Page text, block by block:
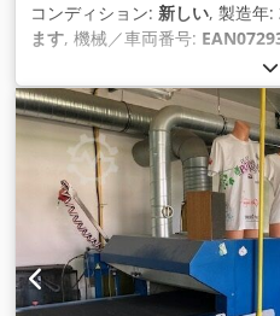
コンディション: 新しい, 製造年:
ます, 機械／車両番号:
3,250 kg（キログラム）
対あたりの最大荷重:3,250 kg
フレーム高さ:5,000 mm, クリ
幅: 1,100 mm, 棚の高さ:5,000
サポート長さ:3,300 mm,